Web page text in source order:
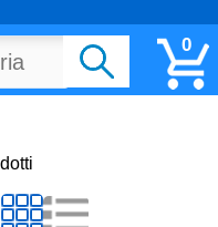
0
PROMOZIONALE